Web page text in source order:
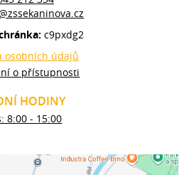
c9pxdg2
osobních údajů
o přístupnosti
HODINY
8:00 - 15:00